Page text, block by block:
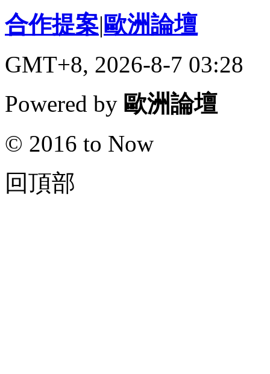
合作提案|歐洲論壇
GMT+8, 2026-8-7 03:28
Powered by 歐洲論壇
© 2016 to Now
回頂部